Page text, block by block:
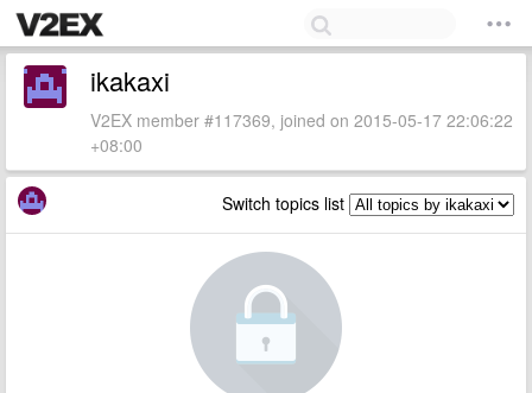
ikakaxi
V2EX member #117369, joined on 2015-05-17 22:06:22
+08:00
Switch topics list